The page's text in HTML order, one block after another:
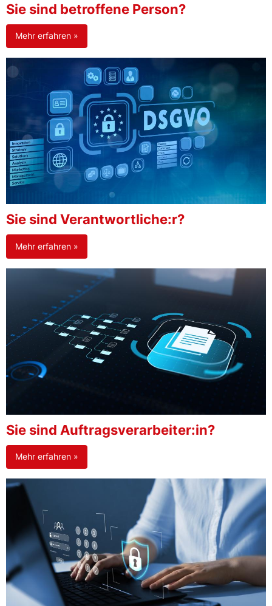
Sie sind betroffene Person?
Mehr erfahren »
Sie sind Verantwortliche:r?
Mehr erfahren »
Sie sind Auftragsverarbeiter:in?
Mehr erfahren »